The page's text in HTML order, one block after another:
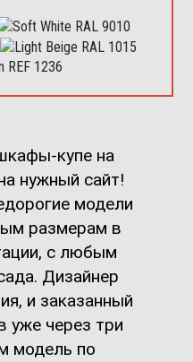
купе на
нужный сайт!
модели
размерам в
с любым
Дизайнер
и заказанный
уже через три
модель по